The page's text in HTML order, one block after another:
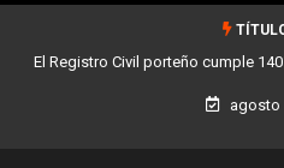
El Registro Civil porteño cumple 140
agosto